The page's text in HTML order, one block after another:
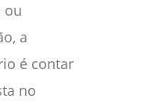
ou
a
é contar
no